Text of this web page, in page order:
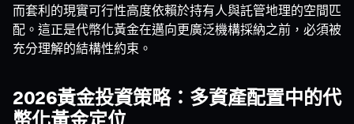
而套利的現實可行性高度依賴於持有人與託管地理的空間匹
配。這正是代幣化黃金在邁向更廣泛機構採納之前，必須被
充分理解的結構性約束。
2026黃金投資策略：多資產配置中的代
幣化黃金定位